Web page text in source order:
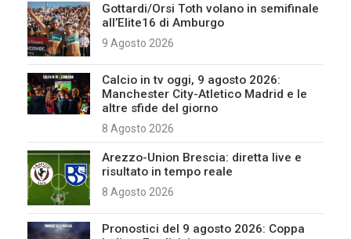
Gottardi/Orsi Toth volano in semifinale
all’Elite16 di Amburgo
9 Agosto 2026
Calcio in tv oggi, 9 agosto 2026:
Manchester City-Atletico Madrid e le
altre sfide del giorno
8 Agosto 2026
Arezzo-Union Brescia: diretta live e
risultato in tempo reale
8 Agosto 2026
Pronostici del 9 agosto 2026: Coppa